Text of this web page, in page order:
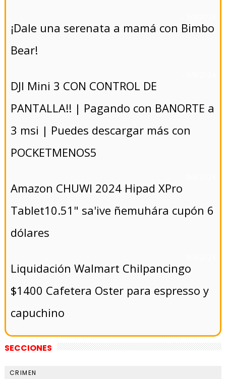
¡Dale una serenata a mamá con Bimbo
Bear!
DJI Mini 3 CON CONTROL DE
PANTALLA!! | Pagando con BANORTE a
3 msi | Puedes descargar más con
POCKETMENOS5
Amazon CHUWI 2024 Hipad XPro
Tablet10.51" sa'ive ñemuhára cupón 6
dólares
Liquidación Walmart Chilpancingo
$1400 Cafetera Oster para espresso y
capuchino
SECCIONES
CRIMEN